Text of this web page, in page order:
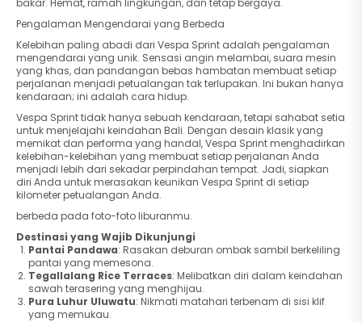
bakar. Hemat, ramah lingkungan, dan tetap bergaya.
Pengalaman Mengendarai yang Berbeda
Kelebihan paling abadi dari Vespa Sprint adalah pengalaman
mengendarai yang unik. Sensasi angin melambai, suara mesin
yang khas, dan pandangan bebas hambatan membuat setiap
perjalanan menjadi petualangan tak terlupakan. Ini bukan hanya
kendaraan; ini adalah cara hidup.
Vespa Sprint tidak hanya sebuah kendaraan, tetapi sahabat setia
untuk menjelajahi keindahan Bali. Dengan desain klasik yang
memikat dan performa yang handal, Vespa Sprint menghadirkan
kelebihan-kelebihan yang membuat setiap perjalanan Anda
menjadi lebih dari sekadar perpindahan tempat. Jadi, siapkan
diri Anda untuk merasakan keunikan Vespa Sprint di setiap
kilometer petualangan Anda.
berbeda pada foto-foto liburanmu.
Destinasi yang Wajib Dikunjungi
Pantai Pandawa: Rasakan deburan ombak sambil berkeliling
pantai yang memesona.
Tegallalang Rice Terraces: Melibatkan diri dalam keindahan
sawah terasering yang menghijau.
Pura Luhur Uluwatu: Nikmati matahari terbenam di sisi klif
yang memukau.